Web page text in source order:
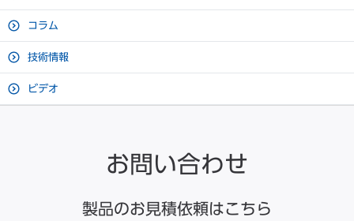
コラム
技術情報
ビデオ
お問い合わせ
製品のお見積依頼はこちら